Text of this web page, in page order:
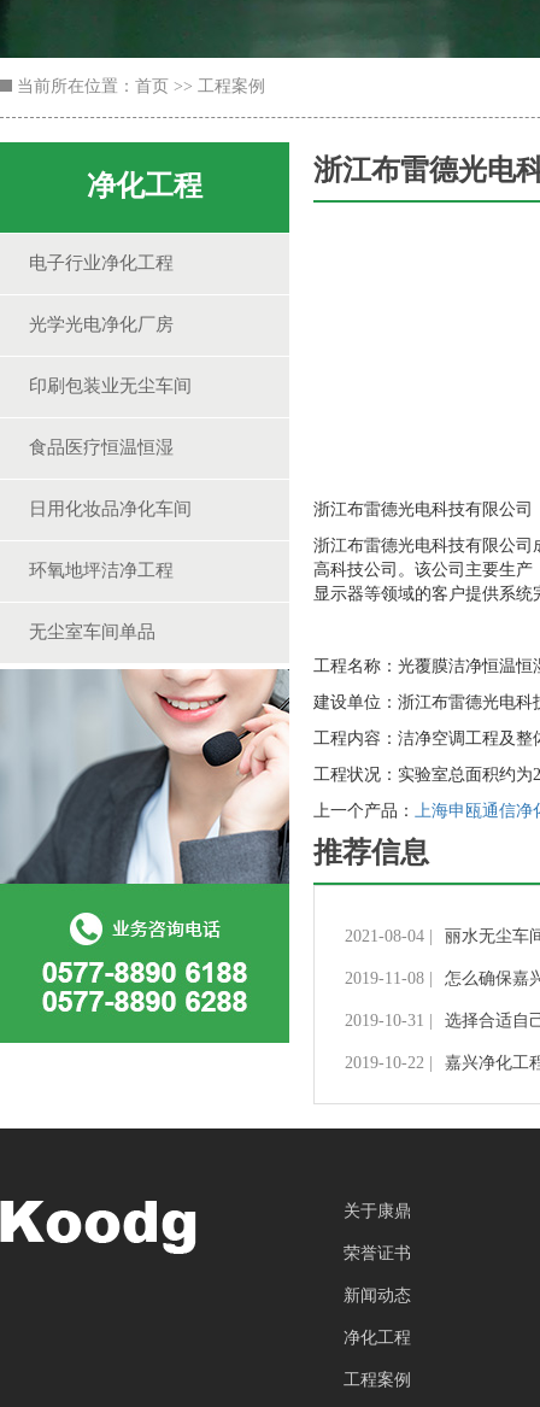
当前所在位置： 首页 >> 工程案例
净化工程
电子行业净化工程
光学光电净化厂房
印刷包装业无尘车间
食品医疗恒温恒湿
日用化妆品净化车间
环氧地坪洁净工程
无尘室车间单品
浙江布雷德光电
浙江布雷德光电科技有限公司
浙江布雷德光电科技有限公司
高科技公司。该公司主要生
显示器等领域的客户提供系
工程名称：光覆膜洁净恒温恒
建设单位：浙江布雷德光电科
工程内容：洁净空调工程及整
工程状况：实验室总面积约为
上一个产品： 上海申瓯通信净
推荐信息
2021-08-04 | 丽水无尘车
2019-11-08 | 怎么确保嘉
2019-10-31 | 选择合适自
2019-10-22 | 嘉兴净化工
关于康鼎
荣誉证书
新闻动态
净化工程
工程案例